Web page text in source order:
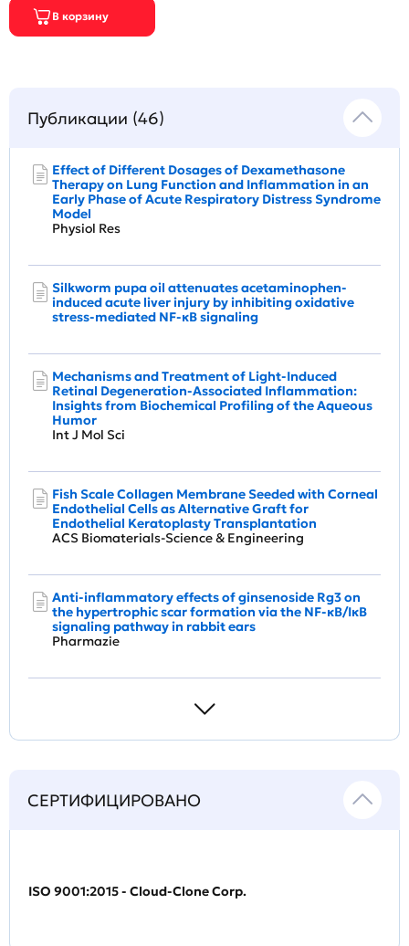
Публикации (46)
Effect of Different Dosages of Dexamethasone
Therapy on Lung Function and Inflammation in an
Early Phase of Acute Respiratory Distress Syndrome
Model
Physiol Res
Silkworm pupa oil attenuates acetaminophen‐
induced acute liver injury by inhibiting oxidative
stress‐mediated NF‐κB signaling
Mechanisms and Treatment of Light-Induced
Retinal Degeneration-Associated Inflammation:
Insights from Biochemical Profiling of the Aqueous
Humor
Int J Mol Sci
Fish Scale Collagen Membrane Seeded with Corneal
Endothelial Cells as Alternative Graft for
Endothelial Keratoplasty Transplantation
ACS Biomaterials-Science & Engineering
Anti-inflammatory effects of ginsenoside Rg3 on
the hypertrophic scar formation via the NF-κB/IκB
signaling pathway in rabbit ears
Pharmazie
СЕРТИФИЦИРОВАНО
ISO 9001:2015 - Cloud-Clone Corp.